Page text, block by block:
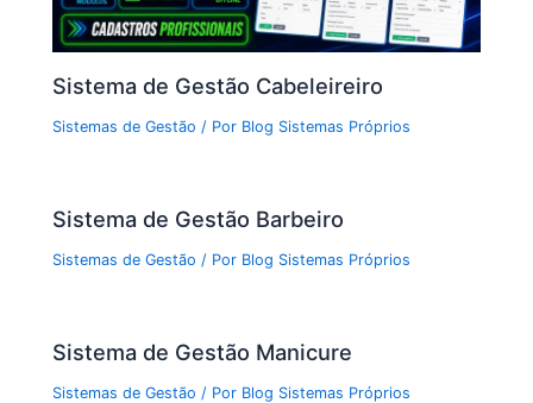
Sistema de Gestão Cabeleireiro
Sistemas de Gestão / Por Blog Sistemas Próprios
Sistema de Gestão Barbeiro
Sistemas de Gestão / Por Blog Sistemas Próprios
Sistema de Gestão Manicure
Sistemas de Gestão / Por Blog Sistemas Próprios